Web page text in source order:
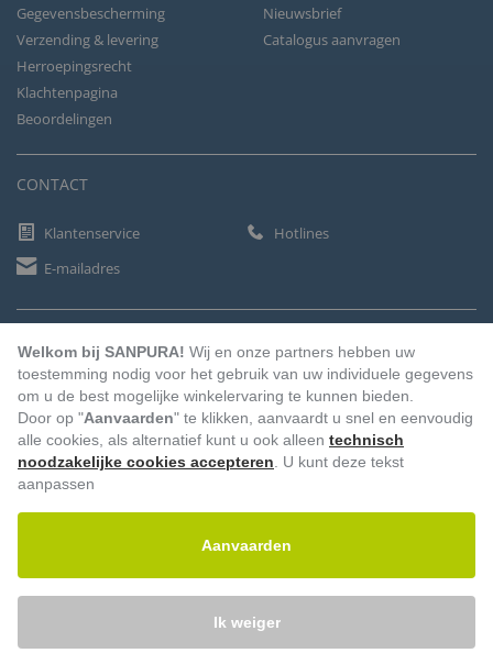
Gegevensbescherming
Verzending & levering
Herroepingsrecht
Klachtenpagina
Beoordelingen
Nieuwsbrief
Catalogus aanvragen
CONTACT
Klantenservice
Hotlines
E-mailadres
Vooruitbetaling Factuur Automatische afschrijving
Welkom bij SANPURA! Wij en onze partners hebben uw
toestemming nodig voor het gebruik van uw individuele gegevens
om u de best mogelijke winkelervaring te kunnen bieden.
Door op "Aanvaarden" te klikken, aanvaardt u snel en eenvoudig
alle cookies, als alternatief kunt u ook alleen technisch
noodzakelijke cookies accepteren . U kunt deze tekst
aanpassen
Aanvaarden
Ik weiger